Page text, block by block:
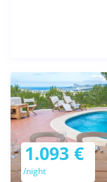
1.093 €
/night